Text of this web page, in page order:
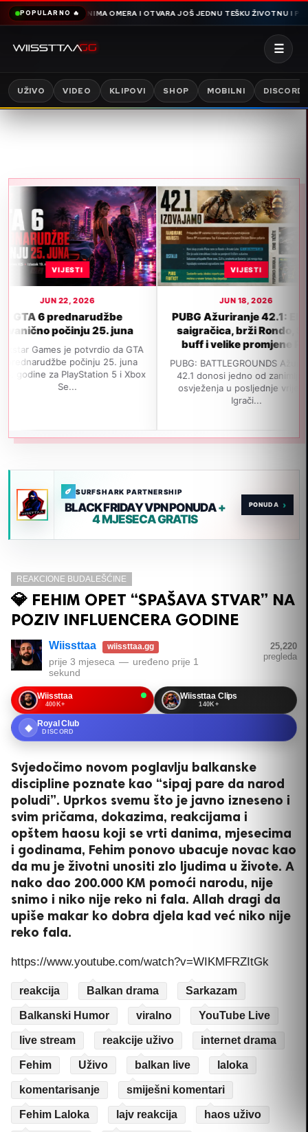
POPULARNO 🔥
HAMDIJA SNIMA OMERA I OTVARA JOŠ JEDNU TEŠKU ŽIVOTNU I
☰
UŽIVO VIDEO KLIPOVI SHOP MOBILNI DISCORD
VIJESTI
22, 2026
25. juna
je potvrdio da GTA
počinju 25. juna
PlayStation 5 i Xbox
VIJESTI
JUN 18, 2026
PUBG Ažuriranje 42.1: Ella AI
saigračica, brži Rondo, SLR
buff i velike promjene P...
PUBG: BATTLEGROUNDS Ažuriranje
42.1 donosi jedno od zanimljivijih
osvježenja u posljednje vrijeme.
SURFSHARK PARTNERSHIP
BLACK FRIDAY VPN PONUDA+
4 MJESECA GRATIS
›
REAKCIONE BUDALEŠĆINE
💎 FEHIM OPET “SPAŠAVA STVAR” NA
POZIV INFLUENCERA GODINE
Wiissttaa wiissttaa.gg
prije 3 mjeseca — uređeno prije 1
sekund
25,220
pregleda
Wiissttaa
400K+
Wiissttaa Clips
140K+
◆ Royal Club
DISCORD
Svjedočimo novom poglavlju balkanske
discipline poznate kao “sipaj pare da narod
poludi”. Uprkos svemu što je javno izneseno i
svim pričama, dokazima, reakcijama i
opštem haosu koji se vrti danima, mjesecima
i godinama, Fehim ponovo ubacuje novac kao
da mu je životni unositi zlo ljudima u živote. A
nako dao 200.000 KM pomoći narodu, nije
snimo i niko nije reko ni fala. Allah dragi da
upiše makar ko dobra djela kad već niko nije
reko fala.
https://www.youtube.com/watch?v=WIKMFRZItGk
reakcija Balkan drama Sarkazam
Balkanski Humor viralno YouTube Live
live stream reakcije uživo internet drama
Fehim Uživo balkan live laloka
komentarisanje smiješni komentari
Fehim Laloka lajv reakcija haos uživo